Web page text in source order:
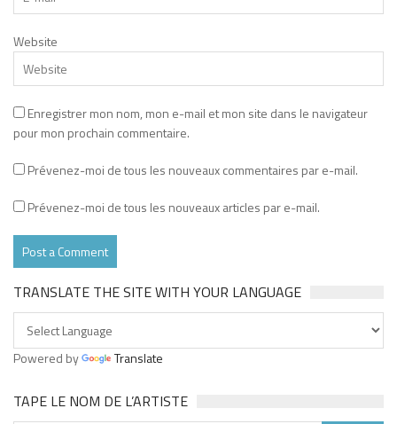
Website
Enregistrer mon nom, mon e-mail et mon site dans le navigateur
pour mon prochain commentaire.
Prévenez-moi de tous les nouveaux commentaires par e-mail.
Prévenez-moi de tous les nouveaux articles par e-mail.
TRANSLATE THE SITE WITH YOUR LANGUAGE
Powered by Translate
TAPE LE NOM DE L’ARTISTE